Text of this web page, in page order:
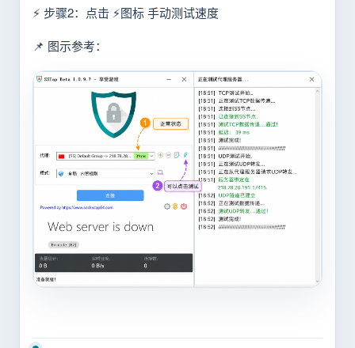
⚡ 步骤2：点击 ⚡图标 手动测试速度
📌 图示参考：